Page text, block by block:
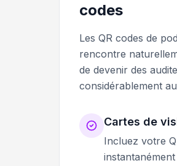
codes
Les QR codes de
rencontre
de devenir des
considérablement
Cartes de
Incluez votre